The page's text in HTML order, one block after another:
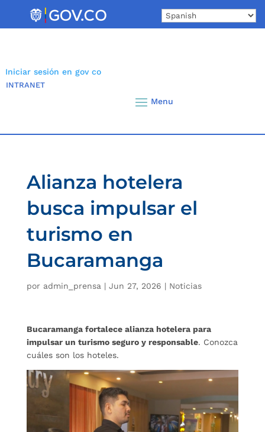
Iniciar sesión en gov co
INTRANET
Alianza hotelera
busca impulsar el
turismo en
Bucaramanga
por admin_prensa | Jun 27, 2026 | Noticias
Bucaramanga fortalece alianza hotelera para
impulsar un turismo seguro y responsable. Conozca
cuáles son los hoteles.